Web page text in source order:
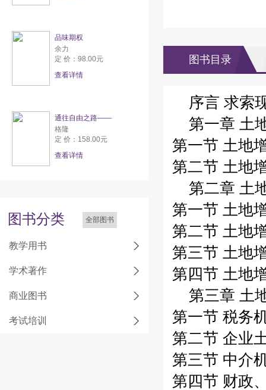
品味期权
余力
定 价：98.00元
查看详情
通往自由之路——
格隆
定 价：158.00元
查看详情
图书分类 全部图书
教学用书
学术著作
商业图书
考试培训
图书目录
序言 求索
第一章 土
第一节 土地
第二节 土地
第二章 土
第一节 土地
第二节 土地
第三节 土地
第四节 土地
第三章 土
第一节 税务
第二节 企业
第三节 中介
第四节 财政